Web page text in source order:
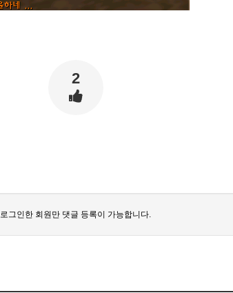
2
로그인한 회원만 댓글 등록이 가능합니다.